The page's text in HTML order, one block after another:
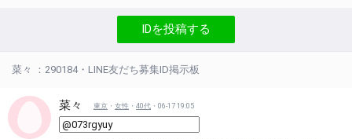
IDを投稿する
菜々 ：290184・LINE友だち募集ID掲示板
菜々 東京 ・ 女性 ・ 40代 ・06-17 19:05